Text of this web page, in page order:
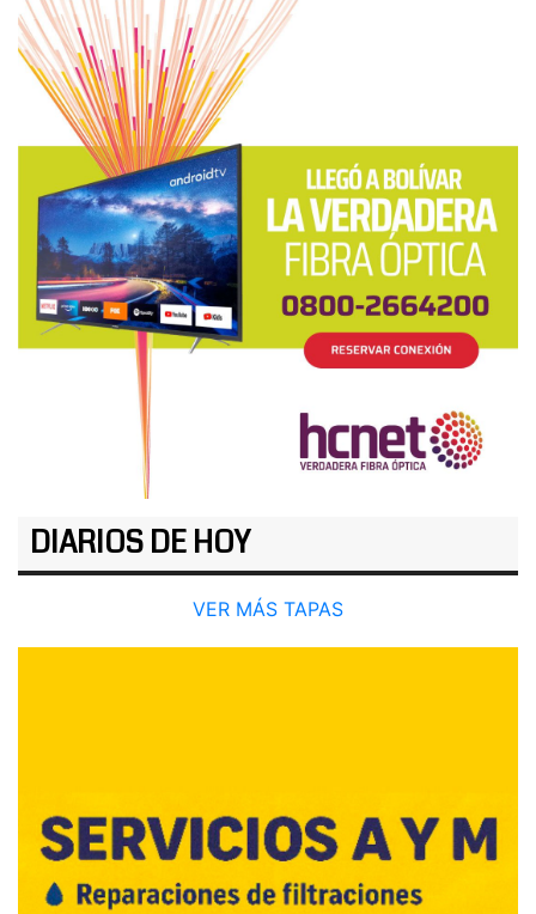
DIARIOS DE HOY
VER MÁS TAPAS